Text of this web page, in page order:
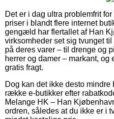
Det er i dag ultra problemfrit
priser i blandt flere internet
gengæld har flertallet af Han
virksomheder set sig tvunget
på deres varer – til drenge og
herrer og damer – markant,
gratis fragt.
Dog kan det ikke desto
række e-butikker efter
Melange HK – Han
ordren, således at du ikke er i